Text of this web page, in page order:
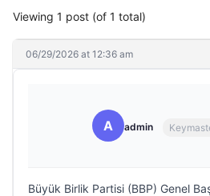
Viewing 1 post (of 1 total)
06/29/2026 at 12:36 am
A admin
Büyük Birlik Partisi (BBP) Genel